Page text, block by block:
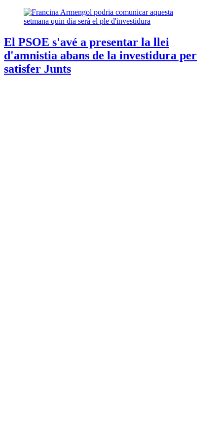
El PSOE s'avé a presentar la llei
d'amnistia abans de la investidura per
satisfer Junts